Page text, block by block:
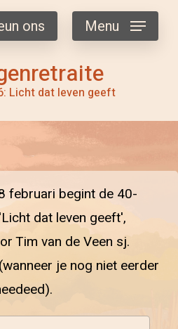
Licht dat leven geeft
ons Menu
februari begint de 40-
dat leven geeft',
Tim van de Veen sj.
je nog niet eerder